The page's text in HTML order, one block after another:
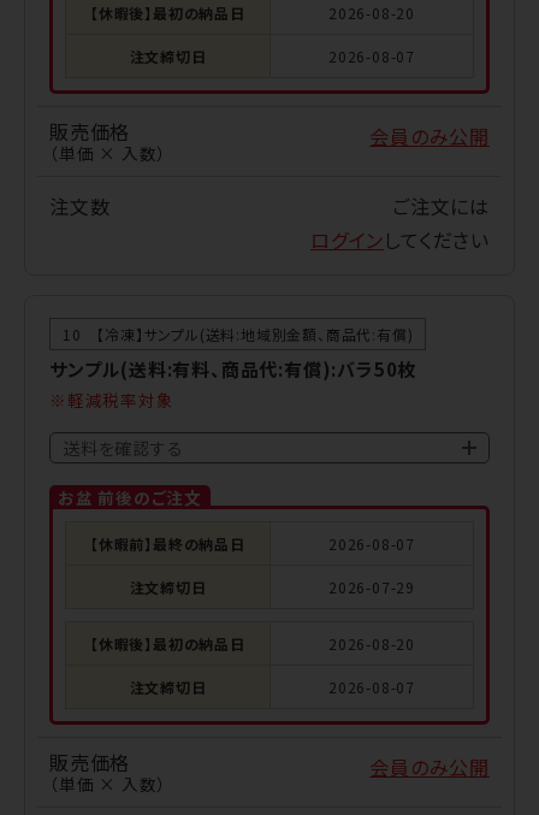
【休暇後】最初の納品日 2026-08-20
注文締切日 2026-08-07
販売価格
（単価 × 入数）
会員のみ公開
注文数
ご注文には
ログイン してください
10 【冷凍】サンプル(送料:地域別金額、商品代:有償)
サンプル(送料:有料、商品代:有償):バラ50枚
軽減税率対象
送料を確認する
お盆 前後のご注文
【休暇前】最終の納品日 2026-08-07
注文締切日 2026-07-29
【休暇後】最初の納品日 2026-08-20
注文締切日 2026-08-07
販売価格
（単価 × 入数）
会員のみ公開